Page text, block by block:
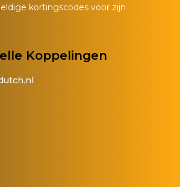
kortingscodes voor zijn
Koppelingen